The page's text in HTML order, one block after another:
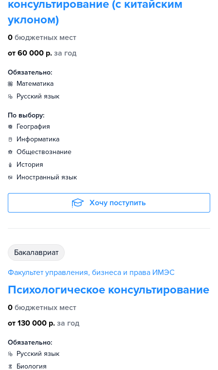
консультирование (с китайским
уклоном)
0 бюджетных мест
от 60 000 р. за год
Обязательно:
математика
русский язык
По выбору:
география
информатика
обществознание
история
иностранный язык
Хочу поступить
бакалавриат
Факультет управления, бизнеса и права ИМЭС
Психологическое консультирование
0 бюджетных мест
от 130 000 р. за год
Обязательно:
русский язык
биология